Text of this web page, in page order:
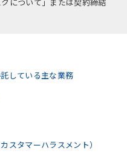
について」または契約締結
している主な業務
スタマーハラスメント）